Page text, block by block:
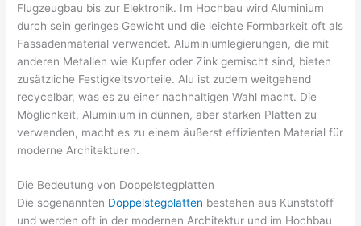
Flugzeugbau bis zur Elektronik. Im Hochbau wird Aluminium
durch sein geringes Gewicht und die leichte Formbarkeit oft als
Fassadenmaterial verwendet. Aluminiumlegierungen, die mit
anderen Metallen wie Kupfer oder Zink gemischt sind, bieten
zusätzliche Festigkeitsvorteile. Alu ist zudem weitgehend
recycelbar, was es zu einer nachhaltigen Wahl macht. Die
Möglichkeit, Aluminium in dünnen, aber starken Platten zu
verwenden, macht es zu einem äußerst effizienten Material für
moderne Architekturen.
Die Bedeutung von Doppelstegplatten
Die sogenannten Doppelstegplatten bestehen aus Kunststoff
und werden oft in der modernen Architektur und im Hochbau